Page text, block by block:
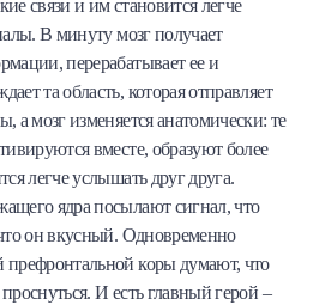
связи и им становится легче
В минуту мозг получает
перерабатывает ее и
та область, которая отправляет
а мозг изменяется анатомически: те
вместе, образуют более
легче услышать друг друга.
ядра посылают сигнал, что
он вкусный. Одновременно
префронтальной коры думают, что
И есть главный герой –